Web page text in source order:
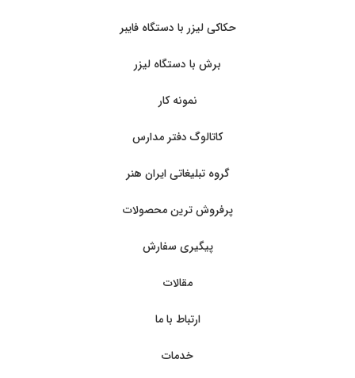
حکاکی لیزر با دستگاه فایبر
برش با دستگاه لیزر
نمونه کار
کاتالوگ دفتر مدارس
گروه تبلیغاتی ایران هنر
پرفروش ترین محصولات
پیگیری سفارش
مقالات
ارتباط با ما
خدمات